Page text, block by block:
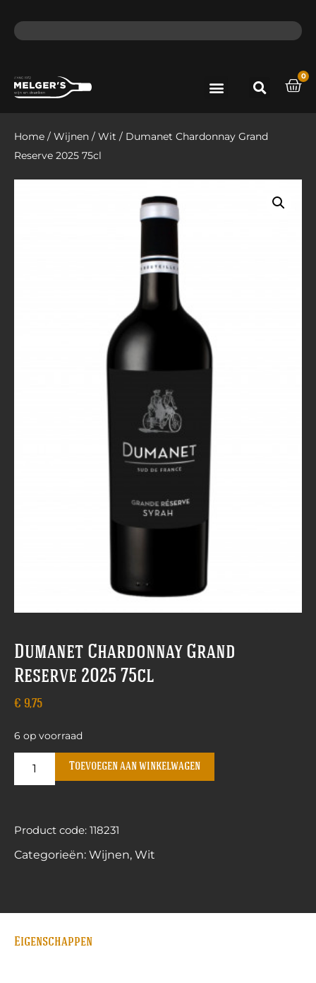
0
Home / Wijnen / Wit / Dumanet Chardonnay Grand
Reserve 2025 75cl
Dumanet Chardonnay Grand
Reserve 2025 75cl
€ 9,75
6 op voorraad
Toevoegen aan winkelwagen
Product code: 118231
Categorieën: Wijnen, Wit
Eigenschappen